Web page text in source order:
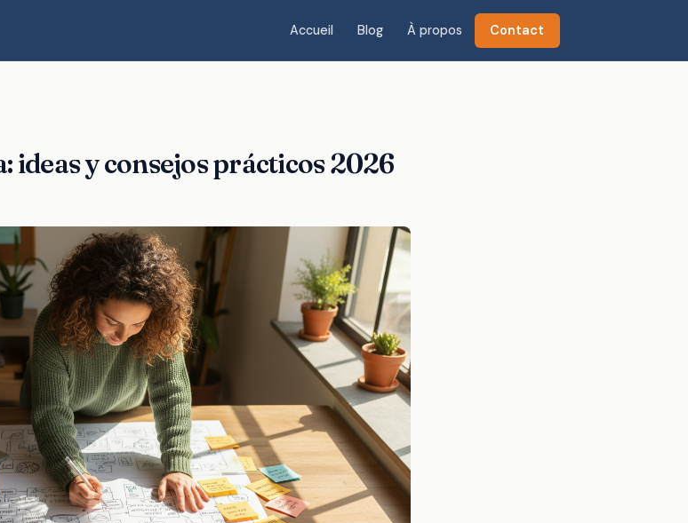
Accueil Blog À propos Contact
ideas y consejos prácticos 2026